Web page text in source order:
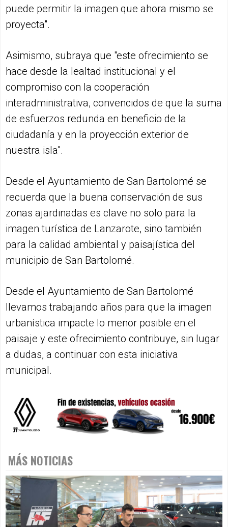
puede permitir la imagen que ahora mismo se
proyecta".
Asimismo, subraya que "este ofrecimiento se
hace desde la lealtad institucional y el
compromiso con la cooperación
interadministrativa, convencidos de que la suma
de esfuerzos redunda en beneficio de la
ciudadanía y en la proyección exterior de
nuestra isla".
Desde el Ayuntamiento de San Bartolomé se
recuerda que la buena conservación de sus
zonas ajardinadas es clave no solo para la
imagen turística de Lanzarote, sino también
para la calidad ambiental y paisajística del
municipio de San Bartolomé.
Desde el Ayuntamiento de San Bartolomé
llevamos trabajando años para que la imagen
urbanística impacte lo menor posible en el
paisaje y este ofrecimiento contribuye, sin lugar
a dudas, a continuar con esta iniciativa
municipal.
MÁS NOTICIAS